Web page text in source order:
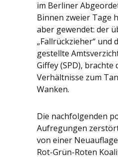
im Berliner
Binnen zweier Tage
aber gewendet: der
„Fallrückzieher“ und
gestellte
Giffey (SPD), brachte
Verhältnisse zum
Wanken.
Die nachfolgenden
Aufregungen
von einer
Rot-Grün-Roten